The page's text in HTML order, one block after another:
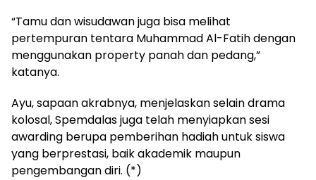
“Tamu dan wisudawan juga bisa melihat
pertempuran tentara Muhammad Al-Fatih dengan
menggunakan property panah dan pedang,”
katanya.
Ayu, sapaan akrabnya, menjelaskan selain drama
kolosal, Spemdalas juga telah menyiapkan sesi
awarding berupa pemberihan hadiah untuk siswa
yang berprestasi, baik akademik maupun
pengembangan diri. (*)